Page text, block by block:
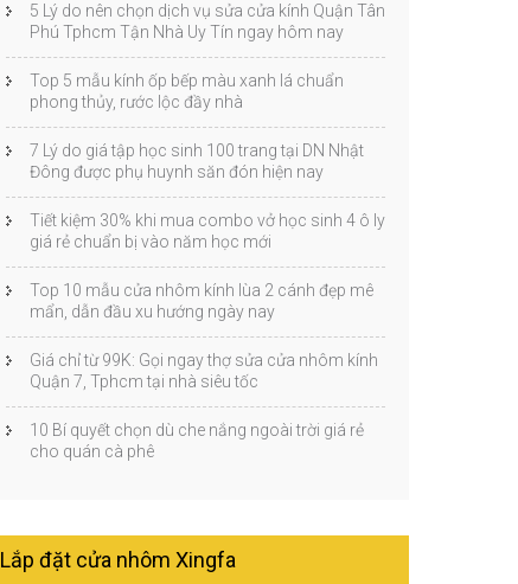
5 Lý do nên chọn dịch vụ sửa cửa kính Quận Tân
Phú Tphcm Tận Nhà Uy Tín ngay hôm nay
Top 5 mẫu kính ốp bếp màu xanh lá chuẩn
phong thủy, rước lộc đầy nhà
7 Lý do giá tập học sinh 100 trang tại DN Nhật
Đông được phụ huynh săn đón hiện nay
Tiết kiệm 30% khi mua combo vở học sinh 4 ô ly
giá rẻ chuẩn bị vào năm học mới
Top 10 mẫu cửa nhôm kính lùa 2 cánh đẹp mê
mẩn, dẫn đầu xu hướng ngày nay
Giá chỉ từ 99K: Gọi ngay thợ sửa cửa nhôm kính
Quận 7, Tphcm tại nhà siêu tốc
10 Bí quyết chọn dù che nắng ngoài trời giá rẻ
cho quán cà phê
Lắp đặt cửa nhôm Xingfa